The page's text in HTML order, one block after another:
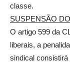
classe.
SUSPENSÃO
O artigo 599 da
liberais, a
sindical